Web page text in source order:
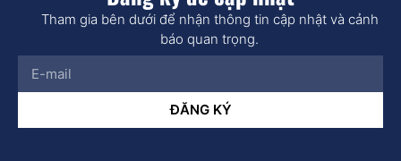
Tham gia bên dưới để nhận thông tin cập nhật và cảnh
báo quan trọng.
ĐĂNG KÝ